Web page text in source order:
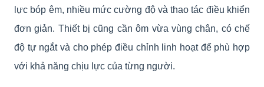
lực bóp êm, nhiều mức cường độ và thao tác điều khiển
đơn giản. Thiết bị cũng cần ôm vừa vùng chân, có chế
độ tự ngắt và cho phép điều chỉnh linh hoạt để phù hợp
với khả năng chịu lực của từng người.